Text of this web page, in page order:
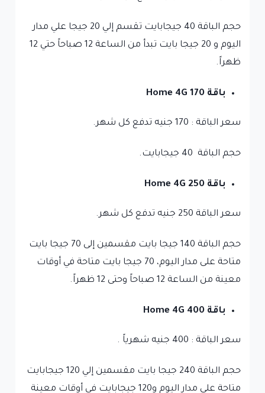
حجم الباقة 40 جيجابايت تقسم إلي 20 جيجا علي مدار
اليوم و 20 جيجا بايت تبدأ من الساعة 12 صباحاً حتي 12
ظهراً.
باقة Home 4G 170
سعر الباقة : 170 جنيه تدفع كل شهر.
حجم الباقة 40 جيجابايت.
باقة Home 4G 250
سعر الباقة 250 جنيه تدفع كل شهر.
حجم الباقة 140 جيجا بايت مقسمين إلى 70 جيجا بايت
متاحة على مدار اليوم، 70 جيجا بايت متاحة في أوقات
معينة من الساعة 12 صباحاً وحتى 12 ظهراً.
باقة Home 4G 400
سعر الباقة : 400 جنيه شهرياً .
حجم الباقة 240 جيجا بايت مقسمين إلي 120 جيجابايت
متاحة على مدار اليوم و120 جيجابايت في أوقات معينة